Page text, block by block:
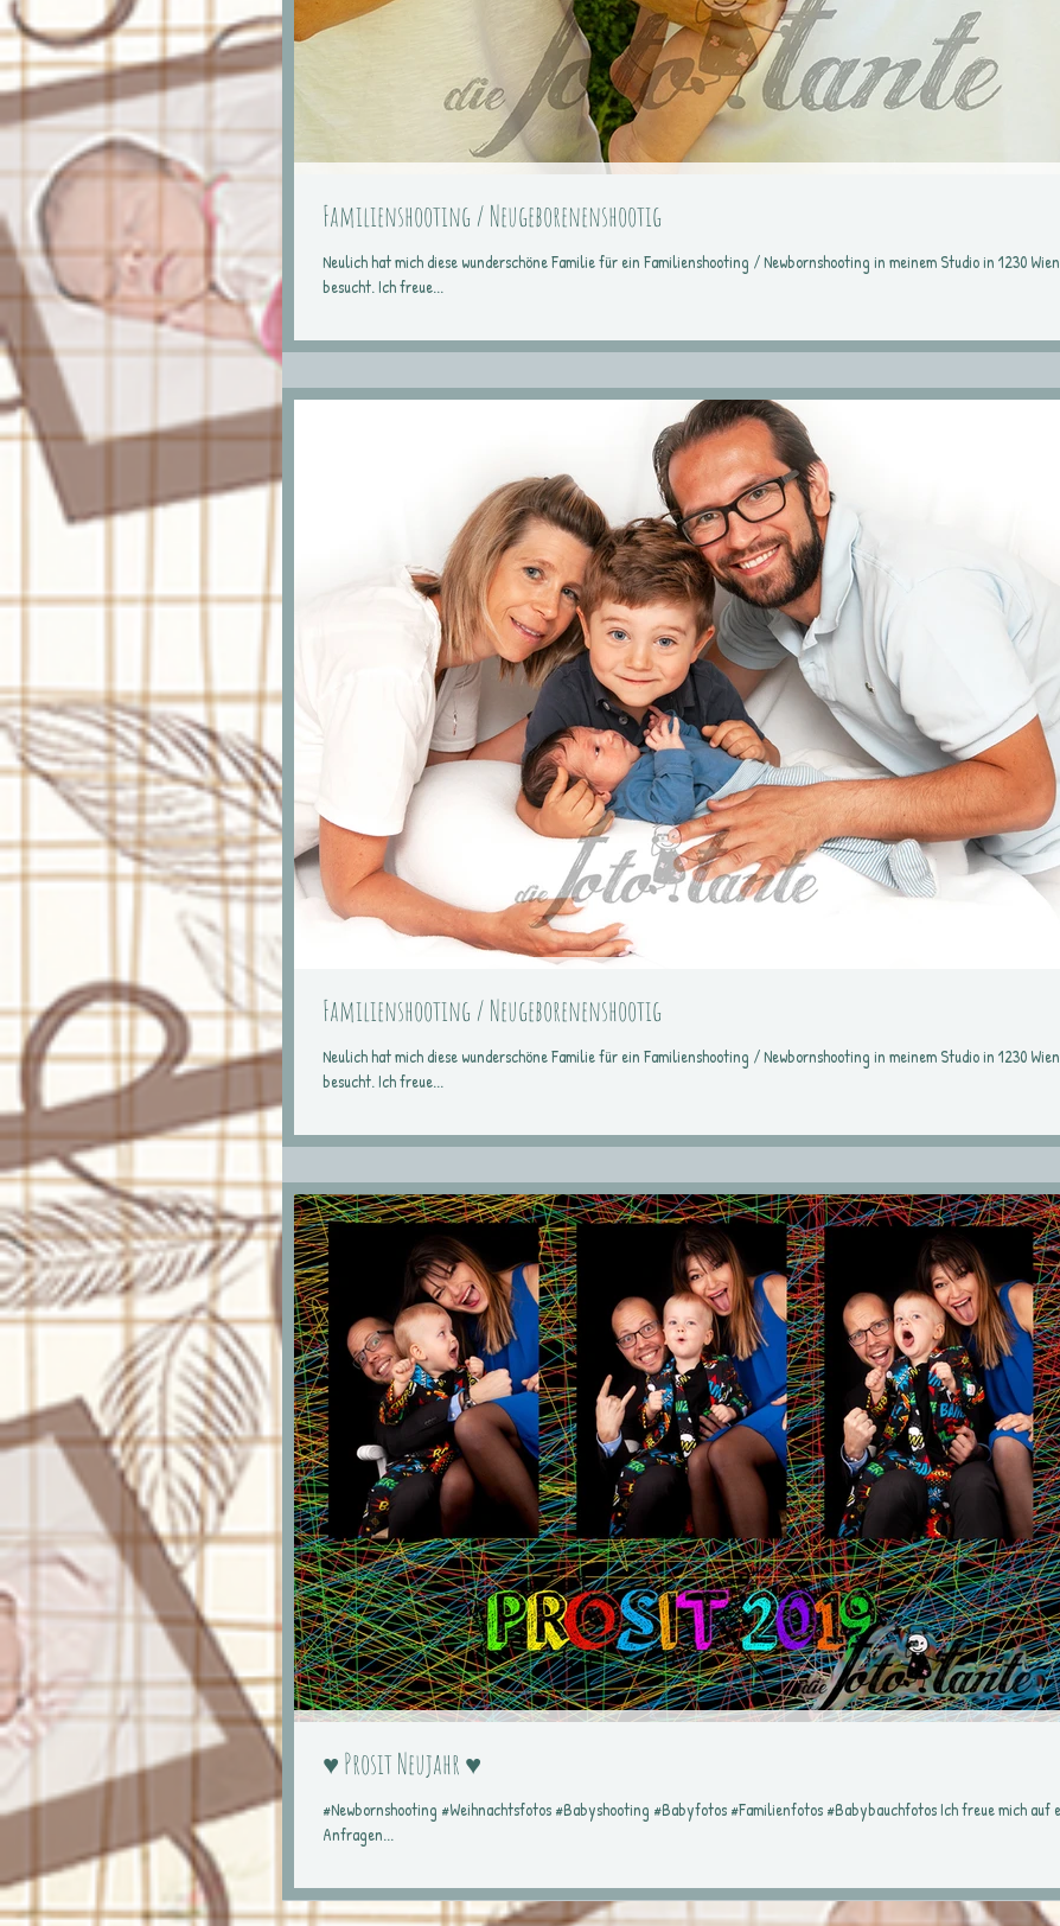
Familienshooting / Neugeborenenshootig
Neulich hat mich diese wunderschöne Familie für ein Familienshooting / Newbornshooting in meinem Studio in 1230 Wien
besucht. Ich freue...
Familienshooting / Neugeborenenshootig
Neulich hat mich diese wunderschöne Familie für ein Familienshooting / Newbornshooting in meinem Studio in 1230 Wien
besucht. Ich freue...
♥ Prosit Neujahr ♥
#Newbornshooting #Weihnachtsfotos #Babyshooting #Babyfotos #Familienfotos #Babybauchfotos Ich freue mich auf eure
Anfragen...